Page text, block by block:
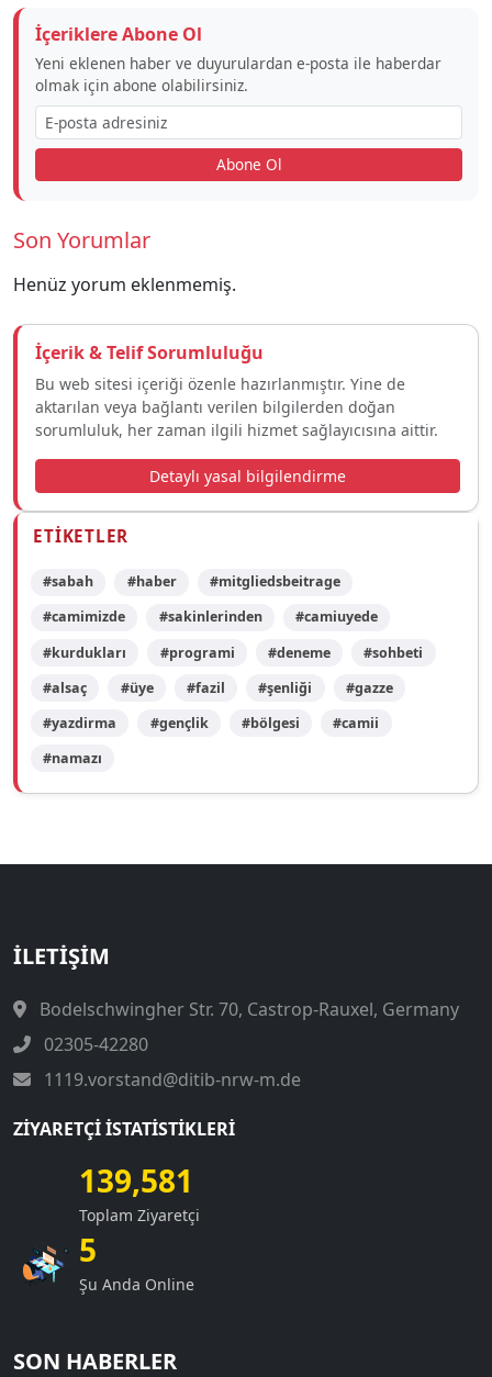
İçeriklere Abone Ol
Yeni eklenen haber ve duyurulardan e-posta ile haberdar
olmak için abone olabilirsiniz.
Abone Ol
Son Yorumlar
Henüz yorum eklenmemiş.
İçerik & Telif Sorumluluğu
Bu web sitesi içeriği özenle hazırlanmıştır. Yine de
aktarılan veya bağlantı verilen bilgilerden doğan
sorumluluk, her zaman ilgili hizmet sağlayıcısına aittir.
Detaylı yasal bilgilendirme
ETIKETLER
#sabah #haber
#mitgliedsbeitrage
#camimizde
#sakinlerinden
#camiuyede
#kurdukları
#programi #deneme
#sohbeti
#alsaç
#üye #fazil #şenliği
#gazze
#yazdirma
#gençlik #bölgesi
#camii
#namazı
İLETIŞIM
Bodelschwingher Str. 70, Castrop-Rauxel, Germany
02305-42280
1119.vorstand@ditib-nrw-m.de
ZIYARETÇI İSTATISTIKLERI
139,581
Toplam Ziyaretçi
5
Şu Anda Online
SON HABERLER